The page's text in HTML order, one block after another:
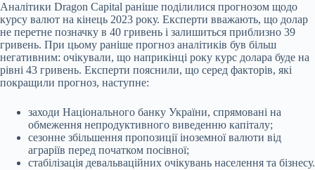
Аналітики Dragon Capital раніше поділилися прогнозом щодо
курсу валют на кінець 2023 року. Експерти вважають, що долар
не перетне позначку в 40 гривень і залишиться приблизно 39
гривень. При цьому раніше прогноз аналітиків був більш
негативним: очікували, що наприкінці року курс долара буде на
рівні 43 гривень. Експерти пояснили, що серед факторів, які
покращили прогноз, наступне:
заходи Національного банку України, спрямовані на
обмеження непродуктивного виведенню капіталу;
сезонне збільшення пропозиції іноземної валюти від
аграріїв перед початком посівної;
стабілізація девальваційних очікувань населення та бізнесу.